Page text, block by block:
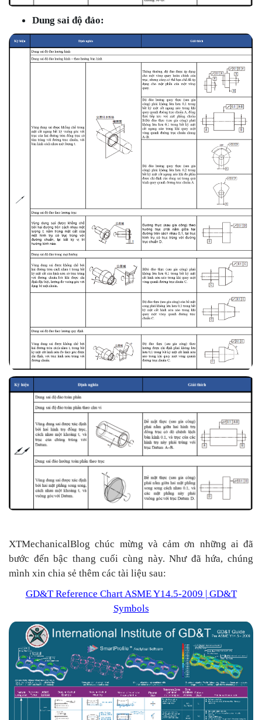
Dung sai độ đảo:
XTMechanicalBlog chúc mừng và cảm ơn những ai đã
bước đến bậc thang cuối cùng này. Như đã hứa, chúng
mình xin chia sẻ thêm các tài liệu sau:
GD&T Reference Chart ASME Y14.5-2009 | GD&T
Symbols